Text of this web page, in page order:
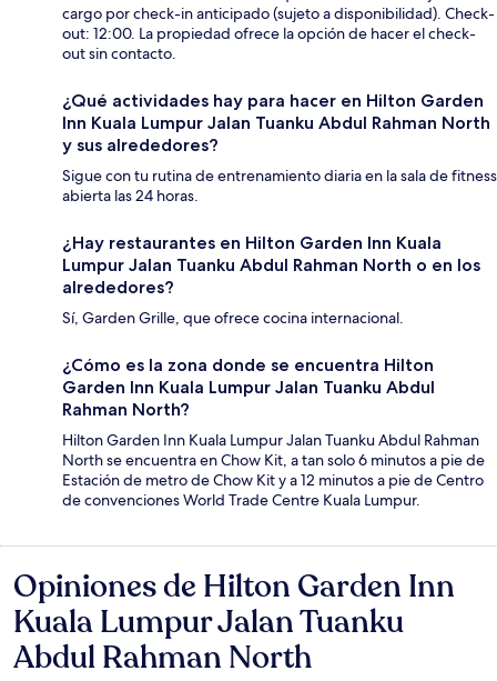
cargo por check-in anticipado (sujeto a disponibilidad). Check-
out: 12:00. La propiedad ofrece la opción de hacer el check-
out sin contacto.
¿Qué actividades hay para hacer en Hilton Garden
Inn Kuala Lumpur Jalan Tuanku Abdul Rahman North
y sus alrededores?
Sigue con tu rutina de entrenamiento diaria en la sala de fitness
abierta las 24 horas.
¿Hay restaurantes en Hilton Garden Inn Kuala
Lumpur Jalan Tuanku Abdul Rahman North o en los
alrededores?
Sí, Garden Grille, que ofrece cocina internacional.
¿Cómo es la zona donde se encuentra Hilton
Garden Inn Kuala Lumpur Jalan Tuanku Abdul
Rahman North?
Hilton Garden Inn Kuala Lumpur Jalan Tuanku Abdul Rahman
North se encuentra en Chow Kit, a tan solo 6 minutos a pie de
Estación de metro de Chow Kit y a 12 minutos a pie de Centro
de convenciones World Trade Centre Kuala Lumpur.
Opiniones
Opiniones de Hilton Garden Inn
Kuala Lumpur Jalan Tuanku
Abdul Rahman North